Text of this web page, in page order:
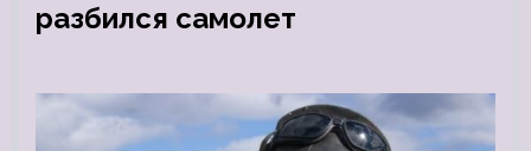
разбился самолет